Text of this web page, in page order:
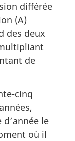
différée
(A)
des deux
de
cinq
le
où il